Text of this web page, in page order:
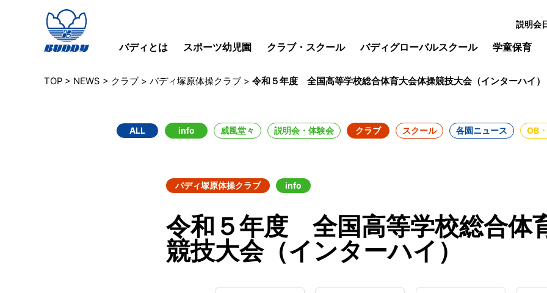
説明会
バディとは スポーツ幼児園 クラブ・スクール バディグローバルスクール 学童保育
TOP > NEWS > クラブ > バディ塚原体操クラブ > 令和５年度 全国高等学校総合体育大会体操競技大会（インターハイ）
ALL info 威風堂々 説明会・体験会 クラブ スクール 各園ニュース OB
バディ塚原体操クラブ info
令和５年度 全国高等学校総合体
競技大会（インターハイ）